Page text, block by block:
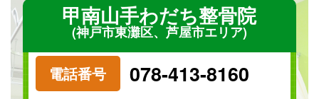
甲南山手わだち整骨院
(神戸市東灘区、芦屋市エリア)
電話番号 078-413-8160